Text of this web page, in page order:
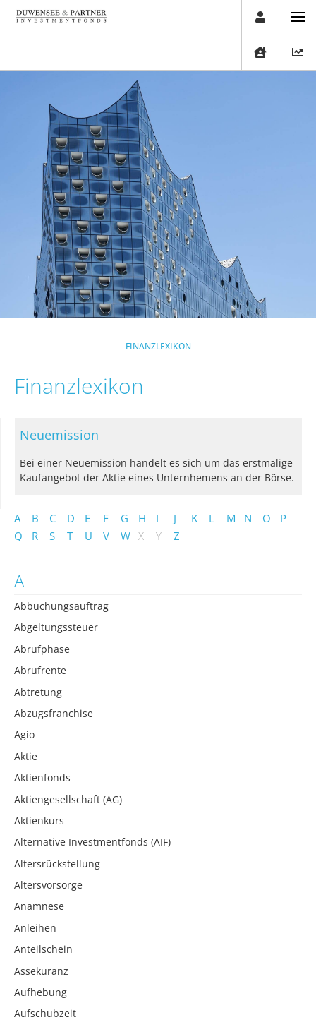
FINANZLEXIKON
Finanzlexikon
A B C D E F G H I J K L M N O
P
Q
R S T U V W X Y Z
A
Abbuchungsauftrag
Abgeltungssteuer
Abrufphase
Abrufrente
Abtretung
Abzugsfranchise
Agio
Aktie
Aktienfonds
Aktiengesellschaft (AG)
Aktienkurs
Alternative Investmentfonds (AIF)
Altersrückstellung
Altersvorsorge
Anamnese
Anleihen
Anteilschein
Assekuranz
Aufhebung
Aufschubzeit
Neuemission
Bei einer Neuemission handelt es sich um das erstmalige
Kaufangebot der Aktie eines Unternhemens an der Börse.